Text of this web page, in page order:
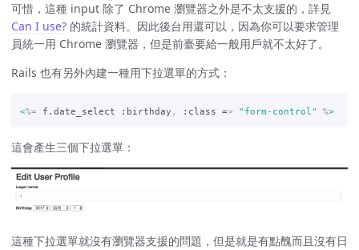
可惜，這種 input 除了 Chrome 瀏覽器之外是不太支援的，詳見
Can I use? 的統計資料。因此後台用還可以，因為你可以要求管理
員統一用 Chrome 瀏覽器，但是前臺要給一般用戶就不太好了。
Rails 也有另外內建一種用下拉選單的方式：
<%= f.date_select :birthday , :class => "form-control" %>
這會產生三個下拉選單：
這種下拉選單就沒有瀏覽器支援的問題，但是就是有點醜而且沒有日